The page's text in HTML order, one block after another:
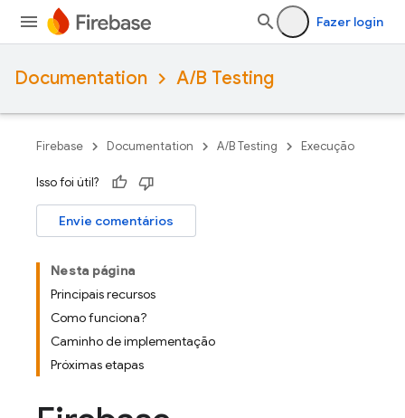
Fazer login
Documentation A/B Testing
Firebase Documentation A/B Testing Execução
Isso foi útil?
Envie comentários
Nesta página
Principais recursos
Como funciona?
Caminho de implementação
Próximas etapas